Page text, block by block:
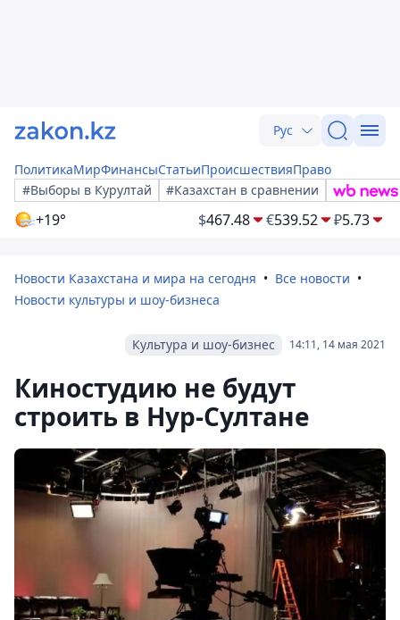
Рус
ПолитикаМирФинансыСтатьиПроисшествияПраво
#Выборы в Курултай
#Казахстан в сравнении
+19° $467.48 €539.52 ₽5.73
Новости Казахстана и мира на сегодня
Все новости
Новости культуры и шоу-бизнеса
14:11, 14 мая 2021
Культура и шоу-бизнес
Киностудию не будут
строить в Нур-Султане